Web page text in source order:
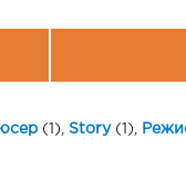
(1), Story(1),